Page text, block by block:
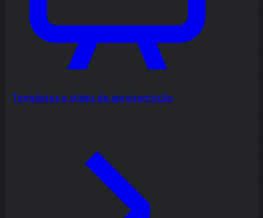
Templates e slides de apresentação